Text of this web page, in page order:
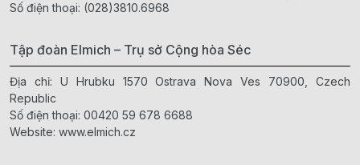
Số điện thoại: (028)3810.6968
Tập đoàn Elmich – Trụ sở Cộng hòa Séc
Địa chỉ: U Hrubku 1570 Ostrava Nova Ves 70900, Czech
Republic
Số điện thoại: 00420 59 678 6688
Website: www.elmich.cz